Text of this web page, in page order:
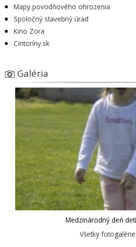
Mapy povodňového ohrozenia
Spoločný stavebný úrad
Kino Zora
Cintoríny.sk
Galéria
Medzinárodný deň
Všetky fotogalérie